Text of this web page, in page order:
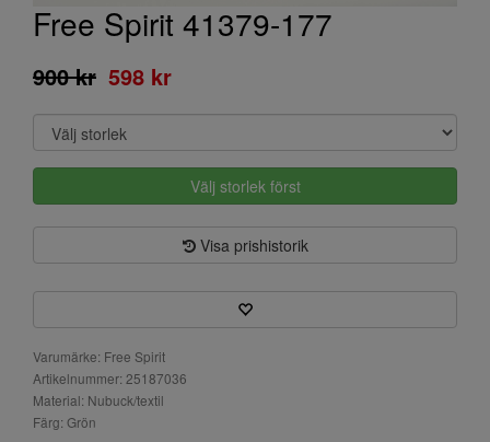
Free Spirit 41379-177
900 kr 598 kr
Välj storlek först
Visa prishistorik
Varumärke: Free Spirit
Artikelnummer: 25187036
Material: Nubuck/textil
Färg: Grön